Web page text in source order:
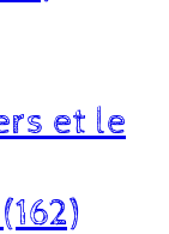
et le